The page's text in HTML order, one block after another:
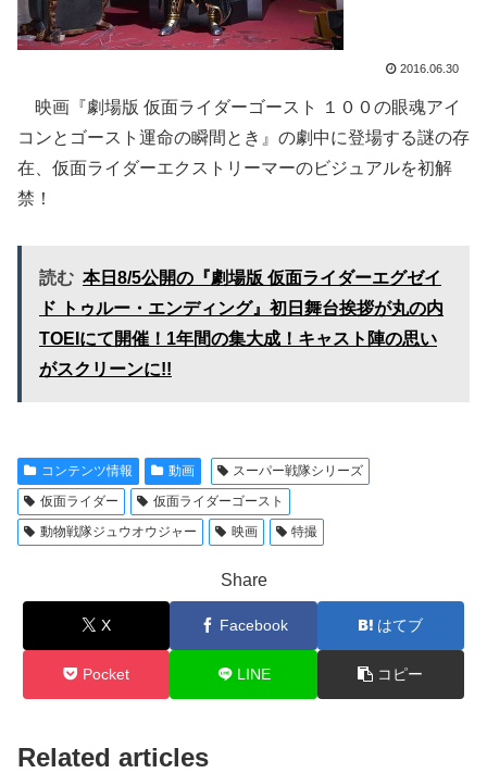
2016.06.30
映画『劇場版 仮面ライダーゴースト １００の眼魂アイ
コンとゴースト運命の瞬間とき』の劇中に登場する謎の存
在、仮面ライダーエクストリーマーのビジュアルを初解
禁！
読む 本日8/5公開の『劇場版 仮面ライダーエグゼイ
ド トゥルー・エンディング』初日舞台挨拶が丸の内
TOEIにて開催！1年間の集大成！キャスト陣の思い
がスクリーンに!!
コンテンツ情報 動画
スーパー戦隊シリーズ
仮面ライダー
仮面ライダーゴースト
動物戦隊ジュウオウジャー
映画 特撮
Share
X Facebook はてブ
Pocket LINE コピー
Related articles